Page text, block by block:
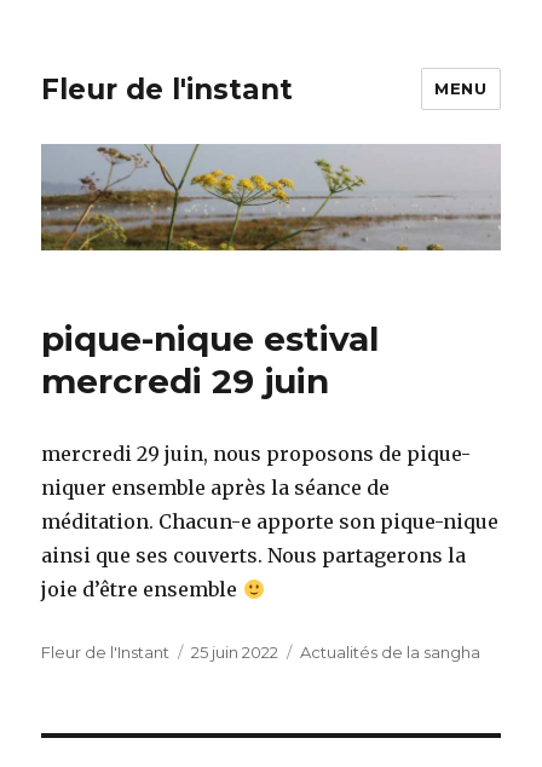
Fleur de l'instant MENU
pique-nique estival
mercredi 29 juin
mercredi 29 juin, nous proposons de pique-
niquer ensemble après la séance de
méditation. Chacun-e apporte son pique-nique
ainsi que ses couverts. Nous partagerons la
joie d’être ensemble
Auteur
Fleur de l'Instant
Publié
25 juin 2022 Catégories
Actualités de la sangha